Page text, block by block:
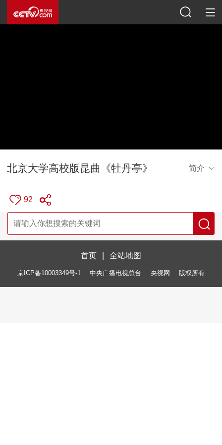
北京大学高校版昆曲《牡丹亭》 简介
92
首页 全站地图
京ICP备10003349号-1 中央广播电视总台 央视网 版权所有